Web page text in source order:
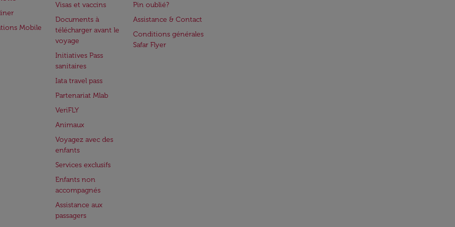
Mobile
Visas et vaccins
Documents à
télécharger avant le
voyage
Initiatives Pass
sanitaires
Iata travel pass
Partenariat Mlab
VeriFLY
Animaux
Voyagez avec des
enfants
Services exclusifs
Enfants non
accompagnés
Assistance aux
passagers
Pin oublié?
Assistance & Contact
Conditions générales
Safar Flyer